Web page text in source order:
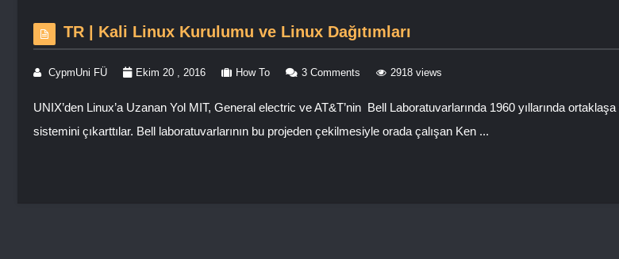
TR | Kali Linux Kurulumu ve Linux Dağıtımları
CypmUni FÜ Ekim 20 , 2016 How To 3 Comments 2918 views
UNIX’den Linux’a Uzanan Yol MIT, General electric ve AT&T’nin Bell Laboratuvarlarında 1960 yıllarında
sistemini çıkarttılar. Bell laboratuvarlarının bu projeden çekilmesiyle orada çalışan Ken ...